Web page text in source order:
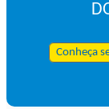
Conheça